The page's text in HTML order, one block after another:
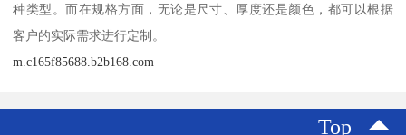
种类型。而在规格方面，无论是尺寸、厚度还是颜色，都可以根据
客户的实际需求进行定制。
m.c165f85688.b2b168.com
Top